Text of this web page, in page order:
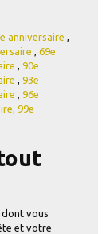
anniversaire ,
, 69e
, 90e
, 93e
, 96e
99e
vous
et votre